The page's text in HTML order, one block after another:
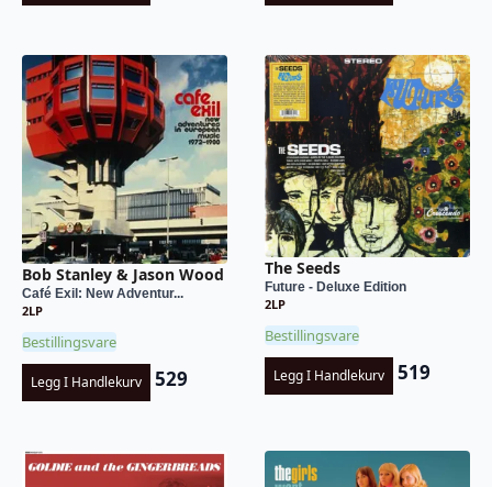
Bob Stanley & Jason Wood
Café Exil: New Adventur...
2LP
Bestillingsvare
Legg I Handlekurv 529
The Seeds
Future - Deluxe Edition
2LP
Bestillingsvare
Legg I Handlekurv 519